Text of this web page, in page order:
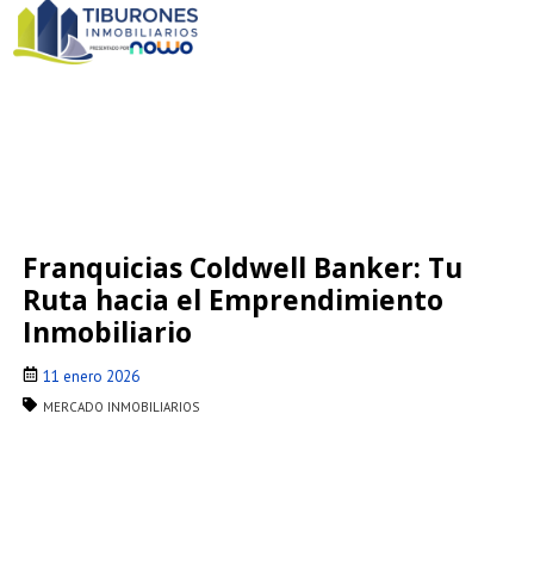
Franquicias Coldwell Banker: Tu
Ruta hacia el Emprendimiento
Inmobiliario
11 enero 2026
MERCADO INMOBILIARIOS